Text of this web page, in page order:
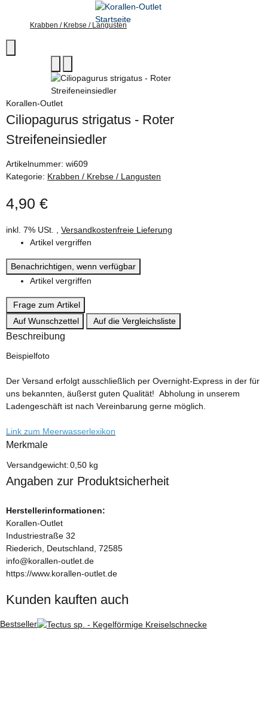
Krabben / Krebse / Langusten
Korallen-Outlet
Ciliopagurus strigatus - Roter
Streifeneinsiedler
Artikelnummer: wi609
Kategorie: Krabben / Krebse / Langusten
4,90 €
inkl. 7% USt. , Versandkostenfreie Lieferung
Artikel vergriffen
Benachrichtigen, wenn verfügbar
Artikel vergriffen
Frage zum Artikel
Auf Wunschzettel
Auf die Vergleichsliste
Beschreibung
Beispielfoto
Der Versand erfolgt ausschließlich per Overnight-Express in der für
uns bekannten, äußerst guten Qualität! Abholung in unserem
Ladengeschäft ist nach Vereinbarung gerne möglich.
Link zum Meerwasserlexikon
Merkmale
Produkteigenschaft
Wert
Versandgewicht:0,50 kg
Angaben zur Produktsicherheit
Herstellerinformationen:
Korallen-Outlet
Industriestraße 32
Riederich, Deutschland, 72585
info@korallen-outlet.de
https://www.korallen-outlet.de
Kunden kauften auch
Bestseller